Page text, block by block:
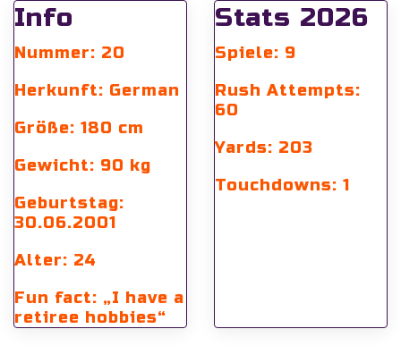
Info
Nummer: 20
Herkunft: German
Größe: 180 cm
Gewicht: 90 kg
Geburtstag:
30.06.2001
Alter: 24
Fun fact: „I have a
retiree hobbies“
Stats 2026
Spiele: 9
Rush Attempts:
60
Yards: 203
Touchdowns: 1